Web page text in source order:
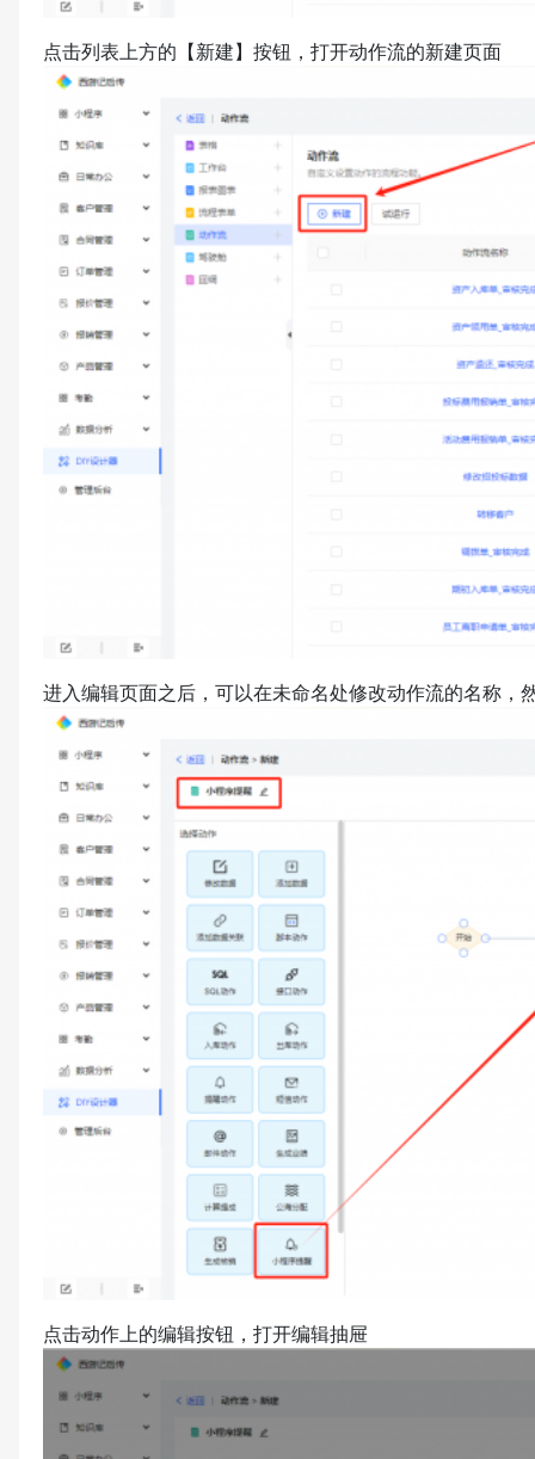
点击列表上方的【新建】按钮，打开动作流的新建页面
进入编辑页面之后，可以在未命名处修改动作流的名称，
点击动作上的编辑按钮，打开编辑抽屉